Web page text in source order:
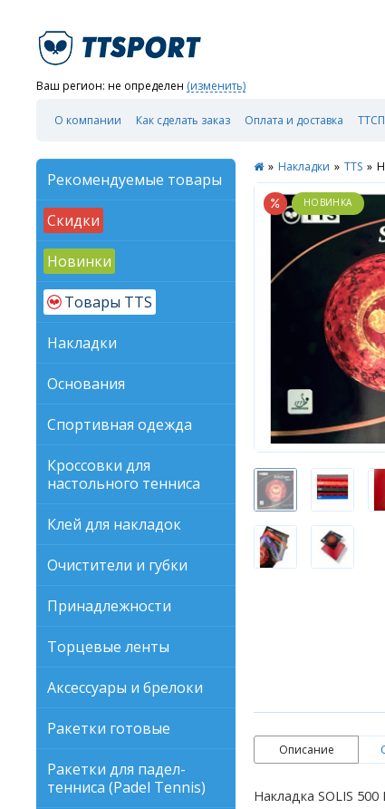
Ваш регион: не определен (изменить)
О компании Как сделать заказ Оплата и доставка
Рекомендуемые товары
Скидки
Новинки
Товары TTS
Накладки
Основания
Спортивная одежда
Кроссовки для
настольного тенниса
Клей для накладок
Очистители и губки
Принадлежности
Торцевые ленты
Аксессуары и брелоки
Ракетки готовые
Ракетки для падел-
тенниса (Padel Tennis)
» Накладки » TTS »
Описание
Накладка SOLIS